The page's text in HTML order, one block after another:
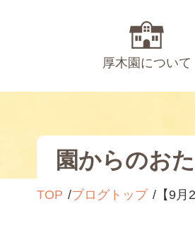
厚木園について
園からのお
TOP ブログトップ 【9